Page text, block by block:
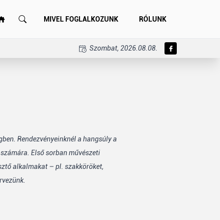
MIVEL FOGLALKOZUNK RÓLUNK
Szombat, 2026.08.08.
Rendezvényeinknél a hangsúly a
Első sorban művészeti
alkalmakat – pl. szakköröket,